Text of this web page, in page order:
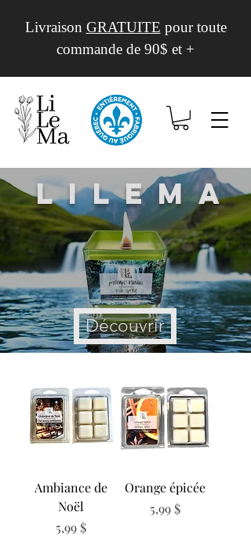
Livraison GRATUITE pour toute
commande de 90$ et +
Lilema
Découvrir
Ambiance de
Noël
Prix
5,99 $
Orange épicée
Prix
5,99 $